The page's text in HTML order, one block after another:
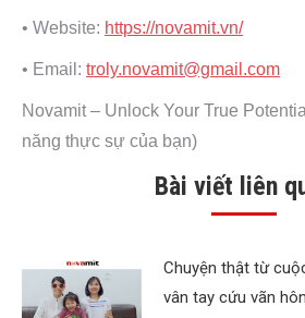
• Website: https://novamit.vn/
• Email: troly.novamit@gmail.com
Novamit – Unlock Your True
năng thực sự của bạn)
Bài viết liên
Chuyện thật từ
vân tay cứu vãn